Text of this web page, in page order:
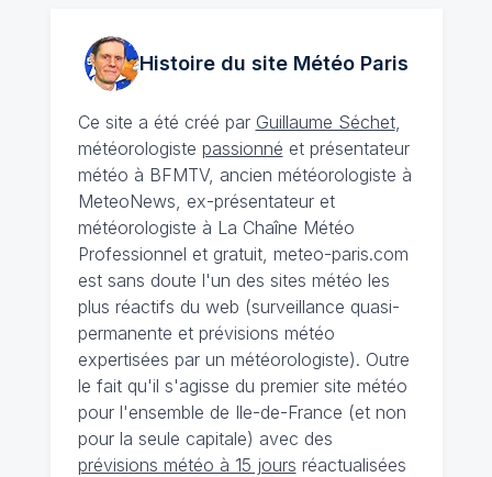
Histoire du site MétéoParis
Ce site a été créé par Guillaume Séchet,
météorologiste passionné et présentateur
météo à BFMTV, ancien météorologiste à
MeteoNews, ex-présentateur et
météorologiste à La Chaîne Météo
Professionnel et gratuit, meteo-paris.com
est sans doute l'un des sites météo les
plus réactifs du web (surveillance quasi-
permanente et prévisions météo
expertisées par un météorologiste). Outre
le fait qu'il s'agisse du premier site météo
pour l'ensemble de Ile-de-France (et non
pour la seule capitale) avec des
prévisions météo à 15 jours réactualisées